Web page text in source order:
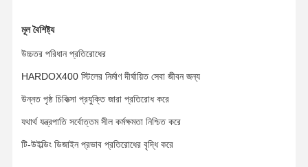
মূল বৈশিষ্ট্য
উচ্চতর পরিধান প্রতিরোধের
HARDOX400 স্টিলের নির্মাণ দীর্ঘায়িত সেবা জীবন জন্য
উন্নত পৃষ্ঠ চিকিত্সা প্রযুক্তি জারা প্রতিরোধ করে
যথার্থ যন্ত্রপাতি সর্বোত্তম সীল কর্মক্ষমতা নিশ্চিত করে
টি-উইল্ডিং ডিজাইন প্রভাব প্রতিরোধের বৃদ্ধি করে